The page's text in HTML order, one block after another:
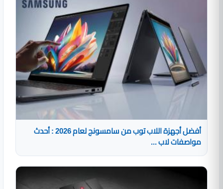
أفضل أجهزة اللاب توب من سامسونج لعام 2026 : أحدث
مواصفات لاب ...